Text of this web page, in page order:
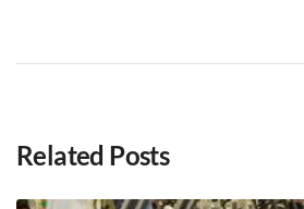
Related Posts